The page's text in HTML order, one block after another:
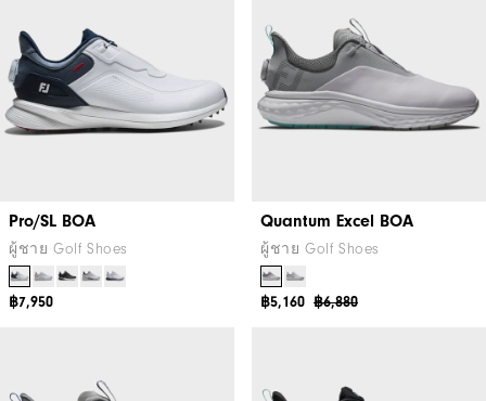
Pro/SL BOA
ผู้ชาย Golf Shoes
฿7,950
Quantum Excel BOA
ผู้ชาย Golf Shoes
฿6,880
฿5,160